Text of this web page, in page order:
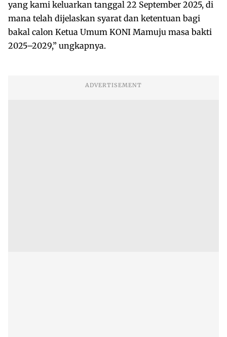
yang kami keluarkan tanggal 22 September 2025, di
mana telah dijelaskan syarat dan ketentuan bagi
bakal calon Ketua Umum KONI Mamuju masa bakti
2025–2029,” ungkapnya.